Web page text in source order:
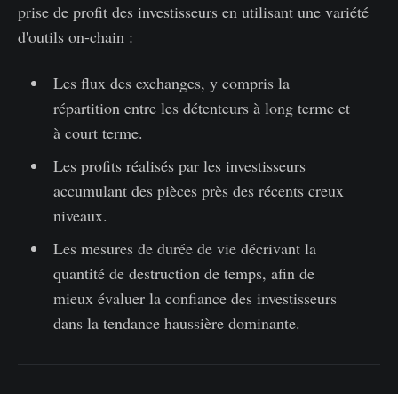
prise de profit des investisseurs en utilisant une variété
d'outils on-chain :
Les flux des exchanges, y compris la
répartition entre les détenteurs à long terme et
à court terme.
Les profits réalisés par les investisseurs
accumulant des pièces près des récents creux
niveaux.
Les mesures de durée de vie décrivant la
quantité de destruction de temps, afin de
mieux évaluer la confiance des investisseurs
dans la tendance haussière dominante.